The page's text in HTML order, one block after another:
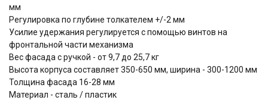
мм
Регулировка по глубине толкателем +/-2 мм
Усилие удержания регулируется с помощью винтов на
фронтальной части механизма
Вес фасада с ручкой - от 9,7 до 25,7 кг
Высота корпуса составляет 350-650 мм, ширина - 300-1200 мм
Толщина фасада 16-28 мм
Материал - сталь / пластик